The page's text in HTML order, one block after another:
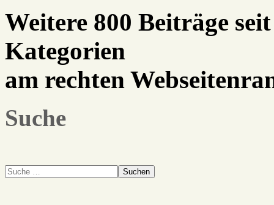
Weitere 800 Beiträge
Kategorien
am rechten
Suche
Suchen